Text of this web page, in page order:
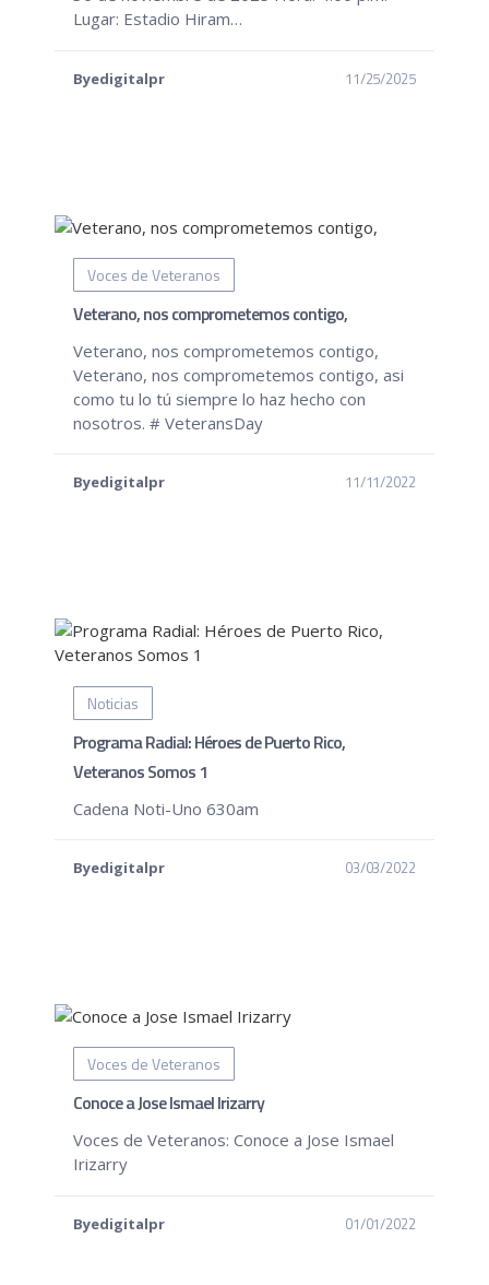
Lugar: Estadio Hiram…
Byedigitalpr 11/25/2025
Voces de Veteranos
Veterano, nos comprometemos contigo,
Veterano, nos comprometemos contigo,
Veterano, nos comprometemos contigo, asi
como tu lo tú siempre lo haz hecho con
nosotros. # VeteransDay
Byedigitalpr 11/11/2022
Noticias
Programa Radial: Héroes de Puerto Rico,
Veteranos Somos 1
Cadena Noti-Uno 630am
Byedigitalpr 03/03/2022
Voces de Veteranos
Conoce a Jose Ismael Irizarry
Voces de Veteranos: Conoce a Jose Ismael
Irizarry
Byedigitalpr 01/01/2022